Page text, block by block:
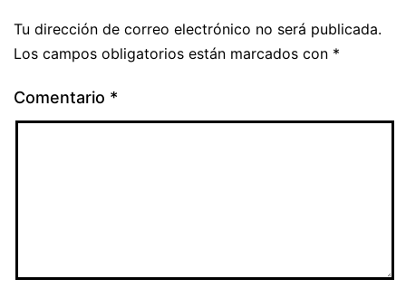
Tu dirección de correo electrónico no será publicada.
Los campos obligatorios están marcados con *
Comentario *